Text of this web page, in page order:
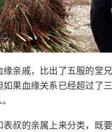
亲戚，比出了五服的堂
果血缘关系已经超过了
表叔的亲属上来分类，既